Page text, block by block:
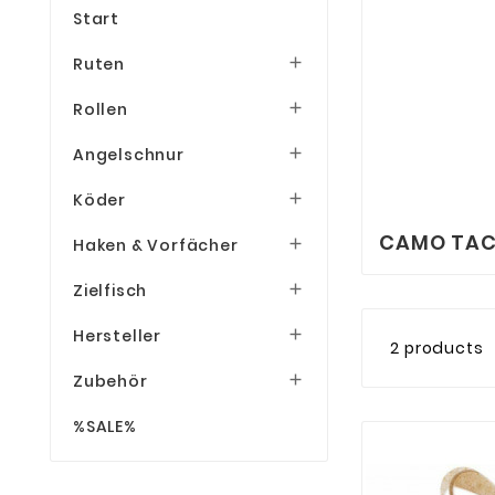
Start
Ruten 
Rollen 
Angelschnur 
Köder 
Haken & Vorfächer 
Zielfisch 
Hersteller 
Zubehör 
%SALE%
CAMO
2 products